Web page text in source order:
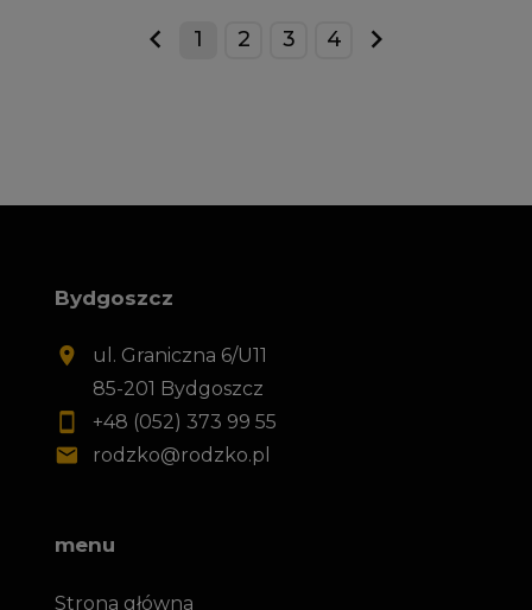
prev
1 2 3 4
next
Bydgoszcz
ul. Graniczna 6/U11
85-201 Bydgoszcz
+48 (052) 373 99 55
rodzko@rodzko.pl
menu
Strona główna